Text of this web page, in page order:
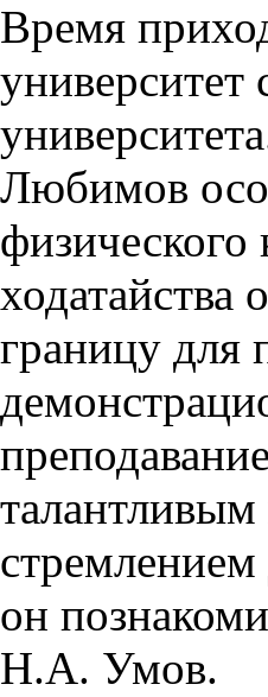
Время
университет
Любимов
ходатайства
границу для
он
Н.А. Умов.